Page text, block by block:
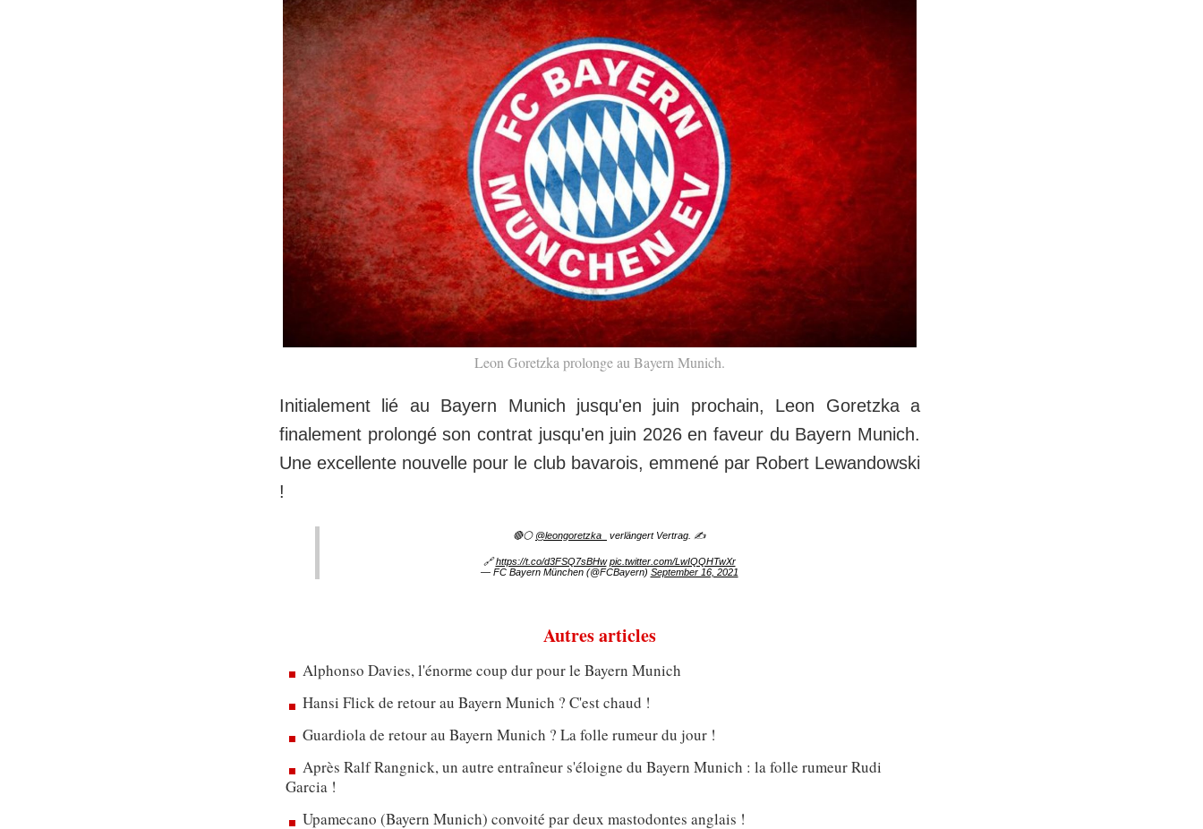
Leon Goretzka prolonge au Bayern Munich.
Initialement lié au Bayern Munich jusqu'en juin prochain, Leon Goretzka a
finalement prolongé son contrat jusqu'en juin 2026 en faveur du Bayern Munich.
Une excellente nouvelle pour le club bavarois, emmené par Robert Lewandowski
!
🔴⚪ @leongoretzka_ verlängert Vertrag. ✍️
🔗https://t.co/d3FSQ7sBHw pic.twitter.com/LwIQQHTwXr
— FC Bayern München (@FCBayern) September 16, 2021
Autres articles
Alphonso Davies, l'énorme coup dur pour le Bayern Munich
Hansi Flick de retour au Bayern Munich ? C'est chaud !
Guardiola de retour au Bayern Munich ? La folle rumeur du jour !
Après Ralf Rangnick, un autre entraîneur s'éloigne du Bayern Munich : la folle rumeur Rudi
Garcia !
Upamecano (Bayern Munich) convoité par deux mastodontes anglais !